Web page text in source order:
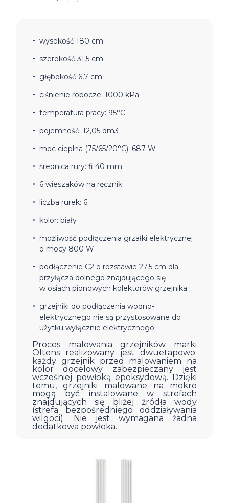
wysokość 180 cm
szerokość 31,5 cm
głębokość 6,7 cm
ciśnienie robocze: 1000 kPa
temperatura pracy: 95°C
pojemność: 12,05 dm3
moc cieplna (75/65/20°C): 687 W
średnica rury: fi 40 mm
6 wieszaków na ręcznik
liczba rurek: 6
kolor: biały
możliwość podłączenia grzałki elektrycznej
o mocy 800 W
podłączenie C2 o rozstawie 27,5 cm dla
przyłącza dolnego znajdującego się
w osiach pionowych kolektorów grzejnika
grzejniki do podłączenia wodno-
elektrycznego nie są przystosowane do
użytku wyłącznie elektrycznego
Proces malowania grzejników marki
Oltens realizowany jest dwuetapowo:
każdy grzejnik przed malowaniem na
kolor docelowy zabezpieczany jest
wcześniej powłoką epoksydową. Dzięki
temu, grzejniki malowane na mokro
mogą być instalowane w strefach
znajdujących się bliżej źródła wody
(strefa bezpośredniego oddziaływania
wilgoci). Nie jest wymagana żadna
dodatkowa powłoka.